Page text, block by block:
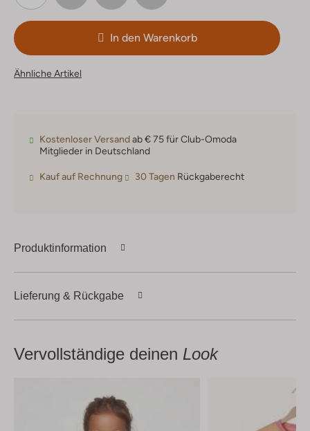
In den Warenkorb
Ähnliche Artikel
Kostenloser Versandab € 75 für Club-Omoda
Mitglieder in Deutschland
Kauf auf Rechnung 30 Tagen Rückgaberecht
Produktinformation
Lieferung & Rückgabe
Vervollständige deinen Look